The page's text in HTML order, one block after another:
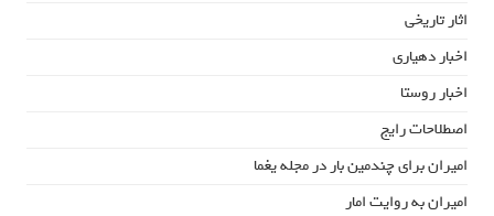
اثار تاریخی
اخبار دهیاری
اخبار روستا
اصطلاحات رایج
امیران برای چندمین بار در مجله یغما
امیران به روایت امار